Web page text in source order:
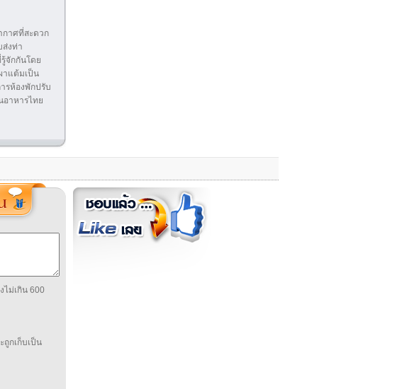
กาศที่สะดวก
ส่งท่า
จักกันโดย
าแต้มเป็น
รห้องพักปรับ
าหารไทย
ไม่เกิน 600
ถูกเก็บเป็น